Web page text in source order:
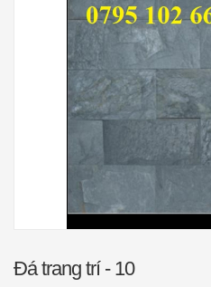
Đá trang trí - 10